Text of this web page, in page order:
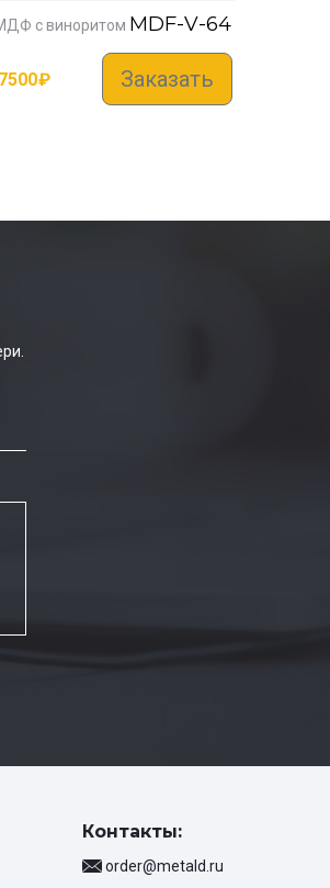
с виноритом MDF-V-64
₽ Заказать
Контакты:
order@metald.ru